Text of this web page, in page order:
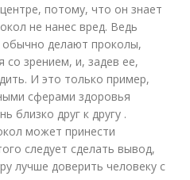
потому, что он знает
не нанес вред. Ведь
обычно делают проколы,
со зрением, и, задев ее,
И это только пример,
сферами здоровья
близко друг к другу .
может принести
следует сделать вывод,
лучше доверить человеку с